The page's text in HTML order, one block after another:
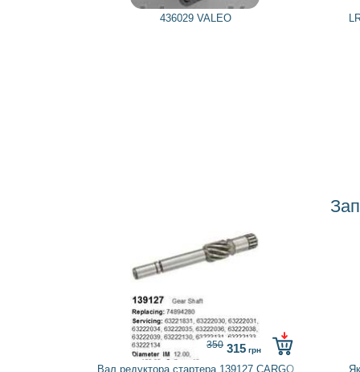
436029 VALEO
Вал редуктора стартера 139127 CARGO
350 315 грн